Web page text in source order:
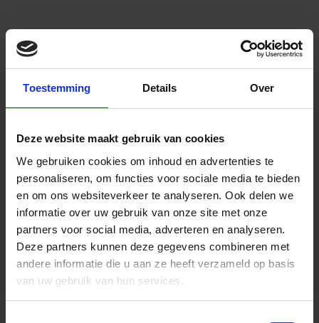
Toestemming Details Over
Deze website maakt gebruik van cookies
We gebruiken cookies om inhoud en advertenties te
personaliseren, om functies voor sociale media te bieden
en om ons websiteverkeer te analyseren. Ook delen we
informatie over uw gebruik van onze site met onze
partners voor social media, adverteren en analyseren.
Deze partners kunnen deze gegevens combineren met
andere informatie die u aan ze heeft verzameld op basis
van uw gebruik van hun services.